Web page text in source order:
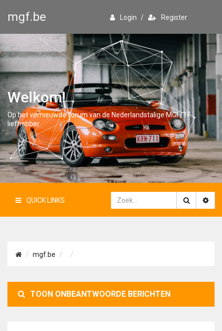
mgf.be Login / Register
Welkom!
Op het vernieuwde forum van de Nederlandstalige MGF/TF
liefhebber
QUICK LINKS
mgf.be
TOON ONBEANTWOORDE BERICHTEN